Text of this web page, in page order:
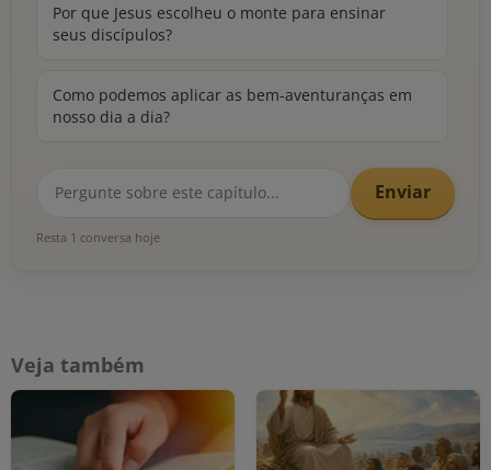
Por que Jesus escolheu o monte para ensinar
seus discípulos?
Como podemos aplicar as bem-aventuranças em
nosso dia a dia?
Enviar
Resta 1 conversa hoje
Veja também